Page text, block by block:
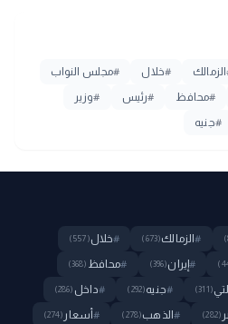
الزمالك #خلال #مجلس النواب
#محافظ #رئيس #وزير
#جنيه
#الزمالك(673)
#خلال(557)
#إيران(396)
#محافظ (368)
التي(311)
#جنيه(292)
#داخل (286)
(282)
#الذهب(278)
#أسعار (274)